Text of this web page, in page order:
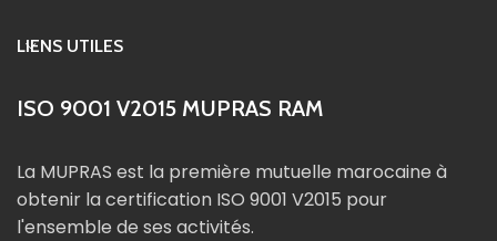
LIENS UTILES
ISO 9001 V2015 MUPRAS RAM
La MUPRAS est la première mutuelle marocaine à
obtenir la certification ISO 9001 V2015 pour
l'ensemble de ses activités.